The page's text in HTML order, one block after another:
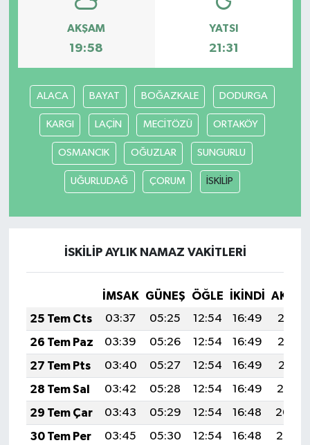
AKŞAM
19:58
YATSI
21:31
ALACA BAYAT BOĞAZKALE DODURGA
KARGI LAÇİN MECİTÖZÜ ORTAKÖY
OSMANCIK OĞUZLAR SUNGURLU
UĞURLUDAĞ ÇORUM İSKİLİP
İSKİLİP AYLIK NAMAZ VAKITLERI
İMSAK GÜNEŞ ÖĞLE İKINDI
25 Tem Cts
03:37 05:25 12:54 16:49
20:12
26 Tem Paz
03:39 05:26 12:54 16:49
20:12
27 Tem Pts
03:40 05:27 12:54 16:49
20:11
28 Tem Sal
03:42 05:28 12:54 16:49
20:10
29 Tem Çar
03:43 05:29 12:54 16:48
20:09
30 Tem Per
03:45 05:30 12:54 16:48
20:08